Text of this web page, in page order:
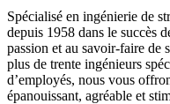
Spécialisé en ingénierie de
depuis 1958 dans le succès
passion et au savoir-faire de
plus de trente ingénieurs
d’employés, nous vous
épanouissant, agréable et